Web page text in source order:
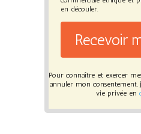
en découler.
Recevoir
Pour connaître et exercer
annuler mon consentement,
vie privée en